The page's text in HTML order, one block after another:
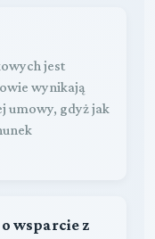
jest
wynikają
umowy, gdyż jak
o wsparcie z